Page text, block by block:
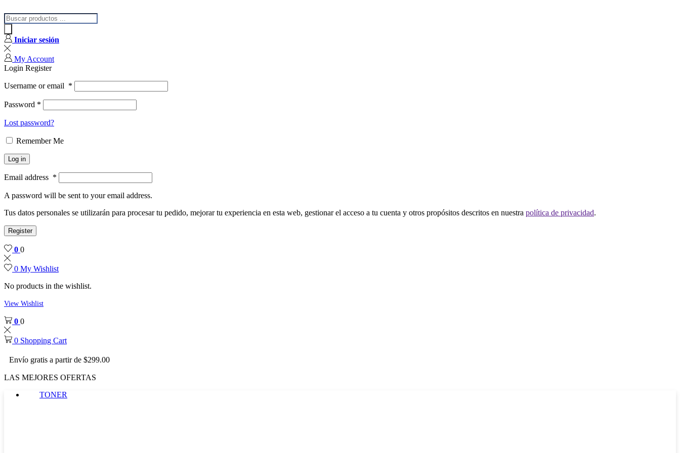
Iniciar sesión
My Account
Login Register
Username or email *
Password *
Lost password?
Remember Me
Log in
Email address *
A password will be sent to your email address.
Tus datos personales se utilizarán para procesar tu pedido, mejorar tu experiencia en esta web, gestionar el acceso a tu cuenta y otros propósitos descritos en nuestra política de privacidad.
Register
0 0
0 My Wishlist
No products in the wishlist.
View Wishlist
0 0
0 Shopping Cart
Envío gratis a partir de $299.00
LAS MEJORES OFERTAS
TONER